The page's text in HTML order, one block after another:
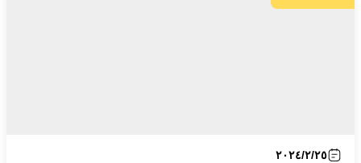
٢٠٢٤/٢/٢٥